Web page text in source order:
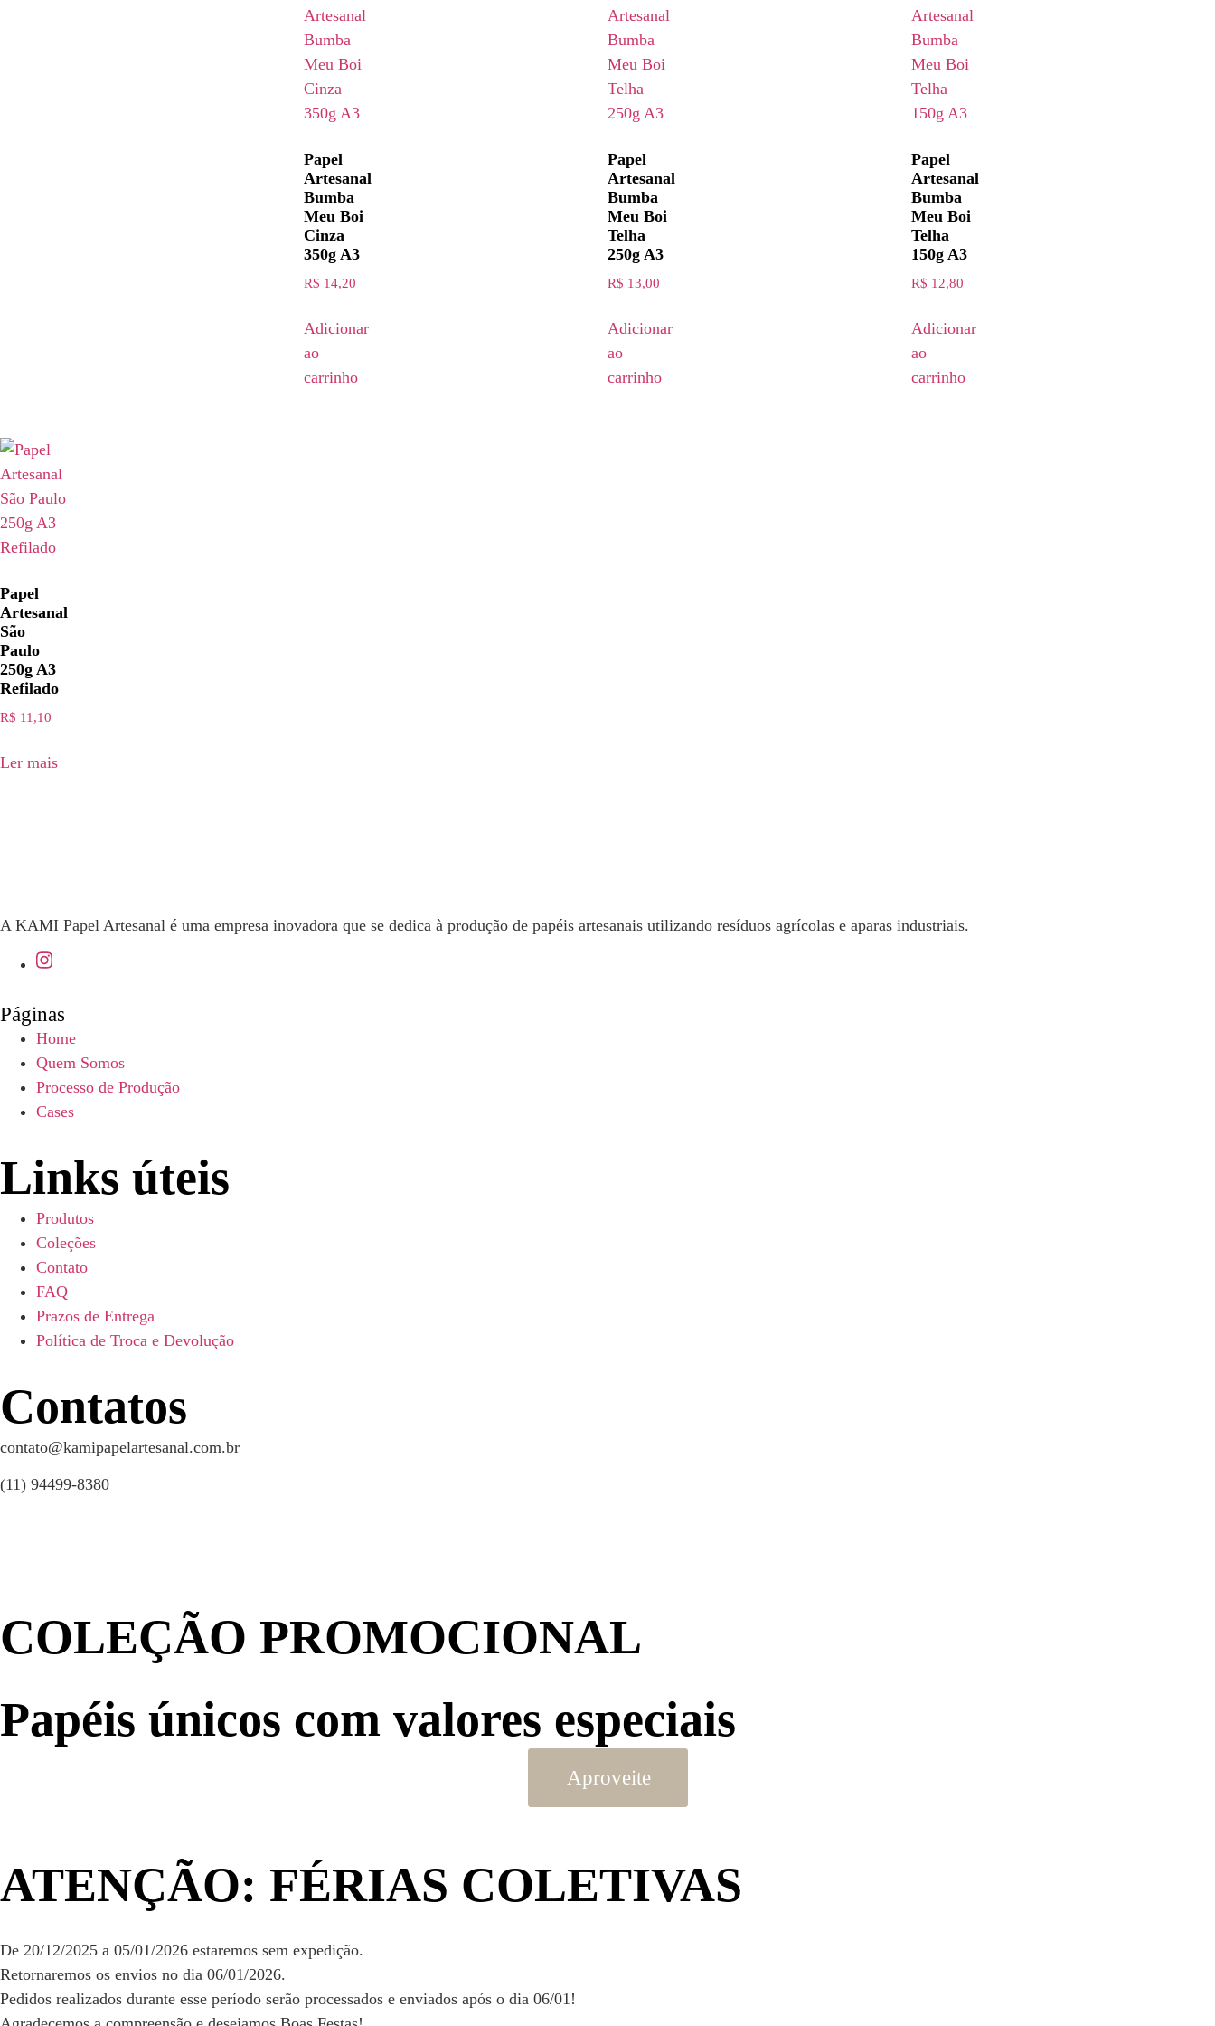
Papel
Artesanal
Bumba
Meu Boi
Cinza
350g A3
R$ 14,20
Adicionar
ao
carrinho
Papel
Artesanal
Bumba
Meu Boi
Telha
250g A3
R$ 13,00
Adicionar
ao
carrinho
Papel
Artesanal
Bumba
Meu Boi
Telha
150g A3
R$ 12,80
Adicionar
ao
carrinho
Papel
Artesanal
São
Paulo
250g A3
Refilado
R$ 11,10
Ler mais
A KAMI Papel Artesanal é uma empresa inovadora que se dedica à produção de papéis artesanais utilizando resíduos agrícolas e aparas industriais.
Páginas
Home
Quem Somos
Processo de Produção
Cases
Links úteis
Produtos
Coleções
Contato
FAQ
Prazos de Entrega
Política de Troca e Devolução
Contatos
contato@kamipapelartesanal.com.br
(11) 94499-8380
COLEÇÃO PROMOCIONAL
Papéis únicos com valores especiais
Aproveite
ATENÇÃO: FÉRIAS COLETIVAS
De 20/12/2025 a 05/01/2026 estaremos sem expedição.
Retornaremos os envios no dia 06/01/2026.
Pedidos realizados durante esse período serão processados e enviados após o dia 06/01!